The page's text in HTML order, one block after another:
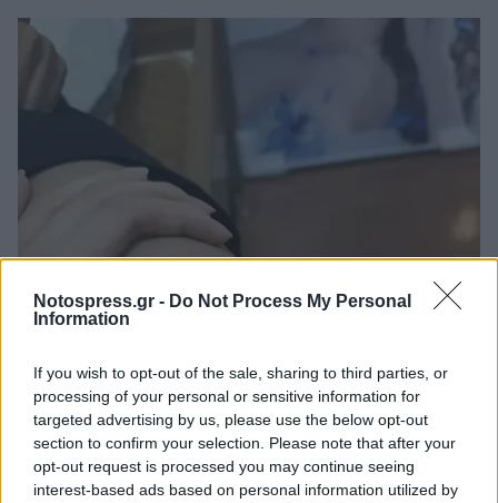
Notospress.gr - Do Not Process My Personal
Information
If you wish to opt-out of the sale, sharing to third parties, or
processing of your personal or sensitive information for
targeted advertising by us, please use the below opt-out
section to confirm your selection. Please note that after your
opt-out request is processed you may continue seeing
interest-based ads based on personal information utilized by